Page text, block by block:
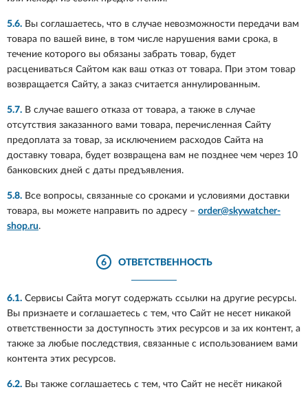
5.6. Вы соглашаетесь, что в случае невозможности передачи вам
товара по вашей вине, в том числе нарушения вами срока, в
течение которого вы обязаны забрать товар, будет
расцениваться Сайтом как ваш отказ от товара. При этом товар
возвращается Сайту, а заказ считается аннулированным.
5.7. В случае вашего отказа от товара, а также в случае
отсутствия заказанного вами товара, перечисленная Сайту
предоплата за товар, за исключением расходов Сайта на
доставку товара, будет возвращена вам не позднее чем через 10
банковских дней с даты предъявления.
5.8. Все вопросы, связанные со сроками и условиями доставки
товара, вы можете направить по адресу – order@skywatcher-
shop.ru.
6 ОТВЕТСТВЕННОСТЬ
6.1. Сервисы Сайта могут содержать ссылки на другие ресурсы.
Вы признаете и соглашаетесь с тем, что Сайт не несет никакой
ответственности за доступность этих ресурсов и за их контент, а
также за любые последствия, связанные с использованием вами
контента этих ресурсов.
6.2. Вы также соглашаетесь с тем, что Сайт не несёт никакой